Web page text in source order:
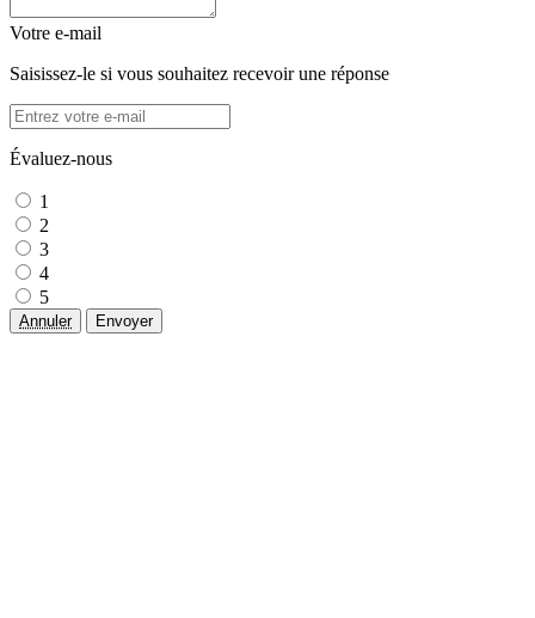
Votre e-mail
Saisissez-le si vous souhaitez recevoir une réponse
Évaluez-nous
1
2
3
4
5
Annuler Envoyer